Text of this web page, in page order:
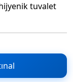
tuvalet